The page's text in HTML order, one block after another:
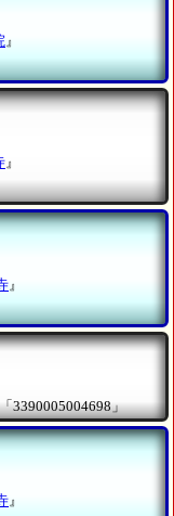
』
』
』
3390005004698」
』